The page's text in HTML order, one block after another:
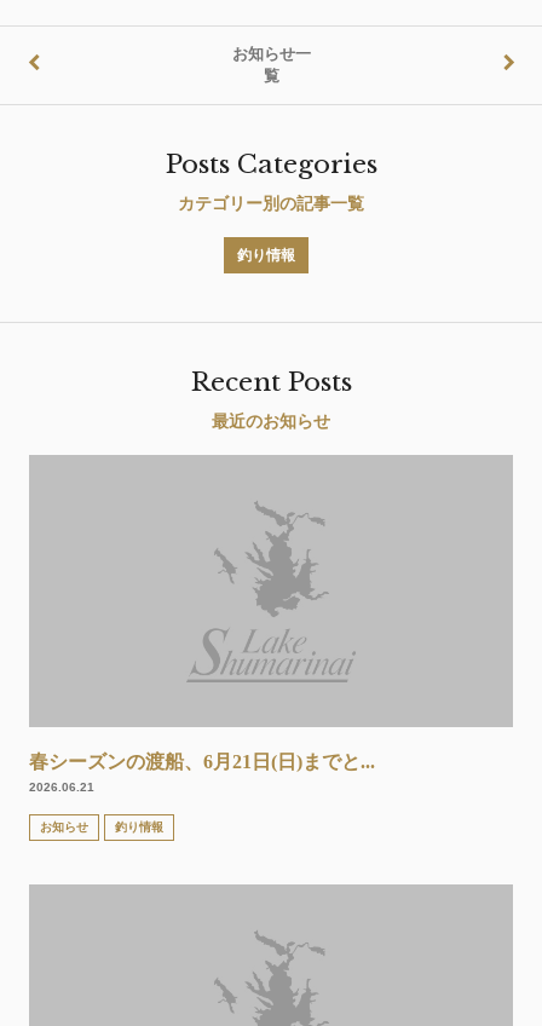
お知らせ一
覧
Posts Categories
カテゴリー別の記事一覧
釣り情報
Recent Posts
最近のお知らせ
春シーズンの渡船、6月21日(日)までと...
2026.06.21
お知らせ 釣り情報